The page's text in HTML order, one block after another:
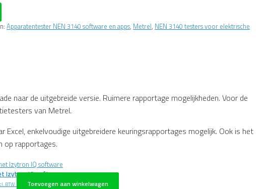
Apparatentester NEN 3140 software en apps, Metrel, NEN 3140 testers voor elektrische
naar de uitgebreide versie. Ruimere rapportage mogelijkheden. Voor de
van Metrel.
Excel, enkelvoudige uitgebreidere keuringsrapportages mogelijk. Ook is het
op rapportages.
Izytron IQ software
BTW Toevoegen aan winkelwagen